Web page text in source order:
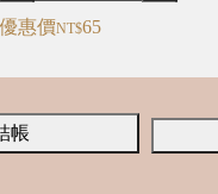
優惠價NT$65
帳